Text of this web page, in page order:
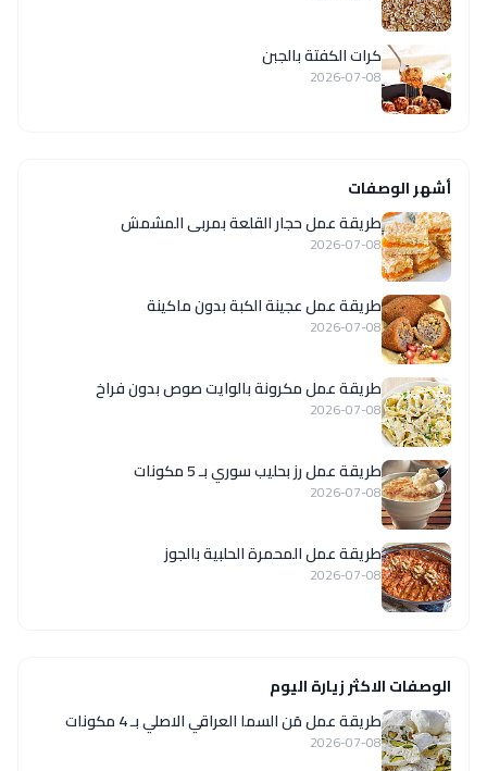
كرات الكفتة بالجبن
2026-07-08
أشهر الوصفات
طريقة عمل حجار القلعة بمربى المشمش
2026-07-08
طريقة عمل عجينة الكبة بدون ماكينة
2026-07-08
طريقة عمل مكرونة بالوايت صوص بدون فراخ
2026-07-08
طريقة عمل رز بحليب سوري بـ 5 مكونات
2026-07-08
طريقة عمل المحمرة الحلبية بالجوز
2026-07-08
الوصفات الاكثر زيارة اليوم
طريقة عمل مَن السما العراقي الاصلي بـ 4 مكونات
2026-07-08